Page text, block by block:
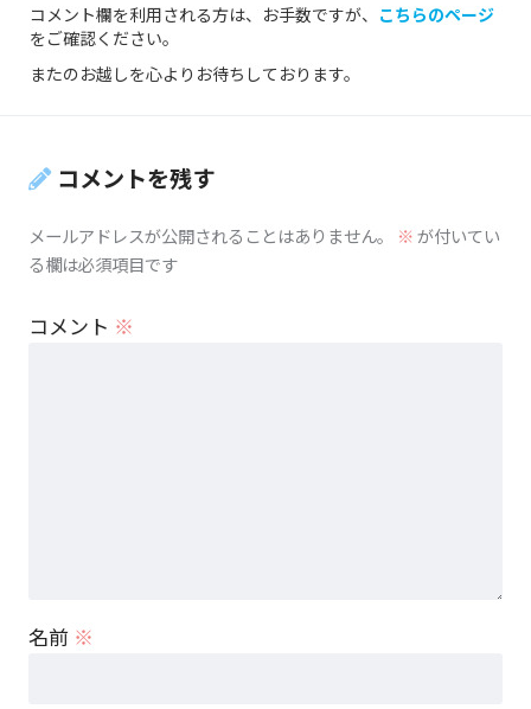
コメント欄を利用される方は、お手数ですが、 こちらのページ
をご確認ください。
またのお越しを心よりお待ちしております。
コメントを残す
メールアドレスが公開されることはありません。 ※が付いてい
る欄は必須項目です
コメント ※
名前 ※